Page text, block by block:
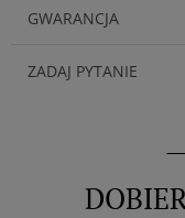
GWARANCJA
ZADAJ PYTANIE